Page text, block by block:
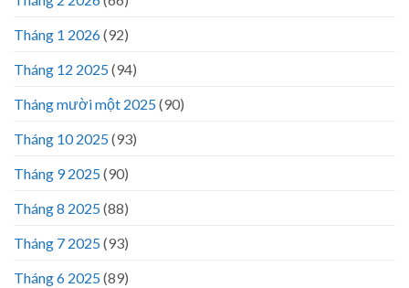
Tháng 1 2026(92)
Tháng 12 2025(94)
Tháng mười một 2025(90)
Tháng 10 2025(93)
Tháng 9 2025(90)
Tháng 8 2025(88)
Tháng 7 2025(93)
Tháng 6 2025(89)